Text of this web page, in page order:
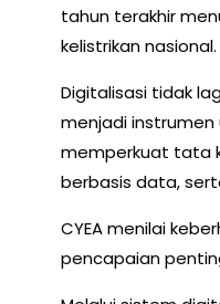
tahun terakhir
kelistrikan nasional.
Digitalisasi tidak
menjadi
memperkuat tata
berbasis data,
CYEA menilai
pencapaian